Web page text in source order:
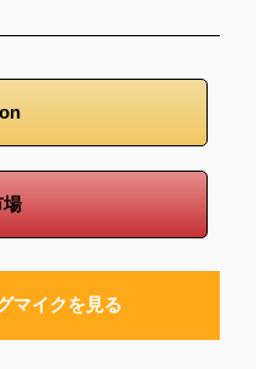
場
マイクを見る